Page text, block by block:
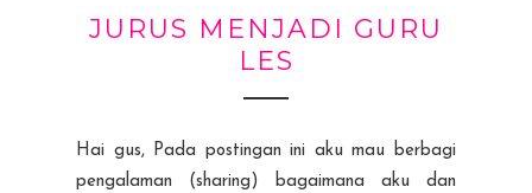
JURUS MENJADI GURU
LES
Hai gus, Pada postingan ini aku mau berbagi
pengalaman (sharing) bagaimana aku dan